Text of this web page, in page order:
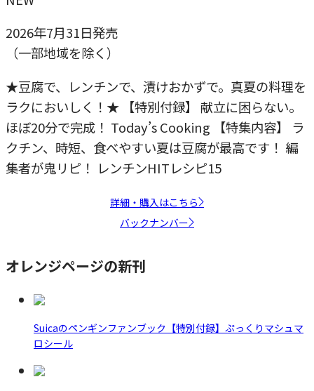
2026年7月31日発売
（一部地域を除く）
★豆腐で、レンチンで、漬けおかずで。真夏の料理を
ラクにおいしく！★ 【特別付録】 献立に困らない。
ほぼ20分で完成！ Today’s Cooking 【特集内容】 ラ
クチン、時短、食べやすい夏は豆腐が最高です！ 編
集者が鬼リピ！ レンチンHITレシピ15
詳細・購入はこちら
バックナンバー
オレンジページの新刊
Suicaのペンギンファンブック【特別付録】ぷっくりマシュマ
ロシール